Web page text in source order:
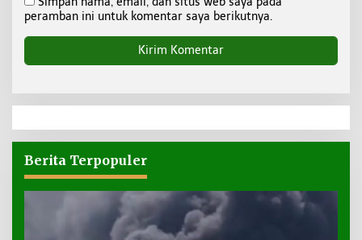
peramban ini untuk komentar saya berikutnya.
Berita Terpopuler